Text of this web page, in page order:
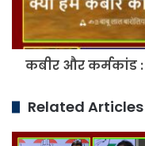
कबीर
समझ
कबीर और कर्मकांड
Related Articles